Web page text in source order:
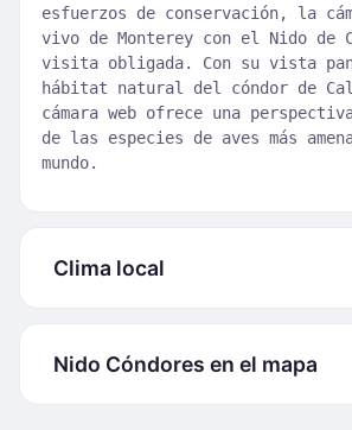
esfuerzos de conservación, la
vivo de Monterey con el Nido de
visita obligada. Con su vista
hábitat natural del cóndor de
cámara web ofrece una
de las especies de aves más
mundo.
Clima local
Nido Cóndores en el mapa